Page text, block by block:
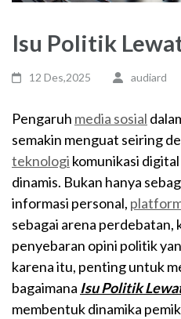
Isu Politik
12 Des,2025 audiard
Pengaruh media sosial
semakin menguat seiring
teknologi komunikasi
dinamis. Bukan hanya
informasi personal,
sebagai arena perdebatan,
penyebaran opini politik
karena itu, penting untuk
bagaimana Isu Politik
membentuk dinamika